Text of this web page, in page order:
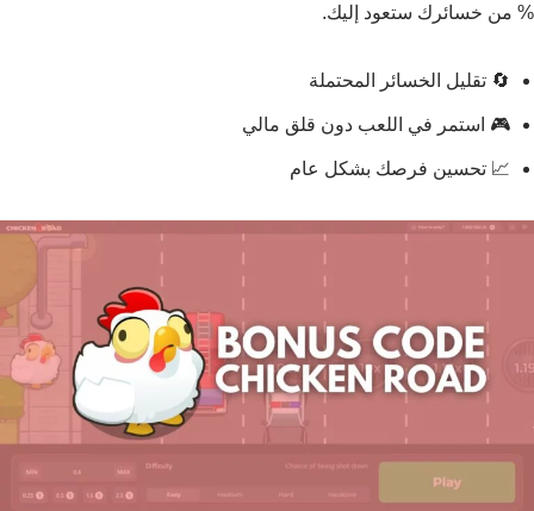
% من خسائرك ستعود إليك.
🔄 تقليل الخسائر المحتملة
🎮 استمر في اللعب دون قلق مالي
📈 تحسين فرصك بشكل عام